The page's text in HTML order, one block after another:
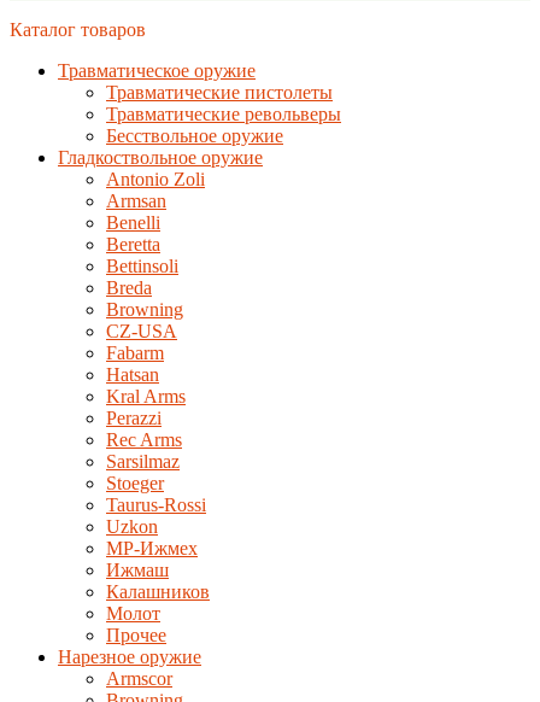
Каталог товаров
Травматическое оружие
Травматические пистолеты
Травматические револьверы
Бесствольное оружие
Гладкоствольное оружие
Antonio Zoli
Armsan
Benelli
Beretta
Bettinsoli
Breda
Browning
CZ-USA
Fabarm
Hatsan
Kral Arms
Perazzi
Rec Arms
Sarsilmaz
Stoeger
Taurus-Rossi
Uzkon
MP-Ижмех
Ижмаш
Калашников
Молот
Прочее
Нарезное оружие
Armscor